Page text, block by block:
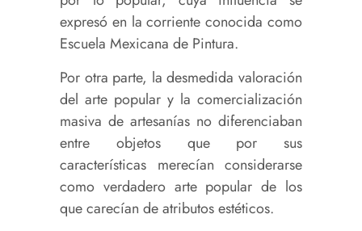
expresó en la corriente conocida como
Escuela Mexicana de Pintura.
Por otra parte, la desmedida valoración
del arte popular y la comercialización
masiva de artesanías no diferenciaban
entre objetos que por sus
características merecían considerarse
como verdadero arte popular de los
que carecían de atributos estéticos.